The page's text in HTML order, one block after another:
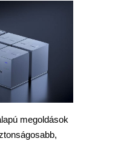
megoldások